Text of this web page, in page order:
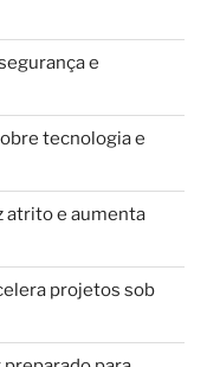
e
tecnologia e
atrito e aumenta
projetos sob